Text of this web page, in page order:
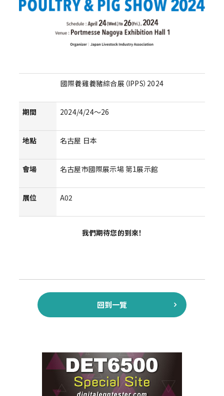
國際養雞養豬綜合展（IPPS）2024
期間 2024/4/24～26
地點 名古屋 日本
會場 名古屋市國際展示場 第1展示館
展位 A02
我們期待您的到來！
回到一覽